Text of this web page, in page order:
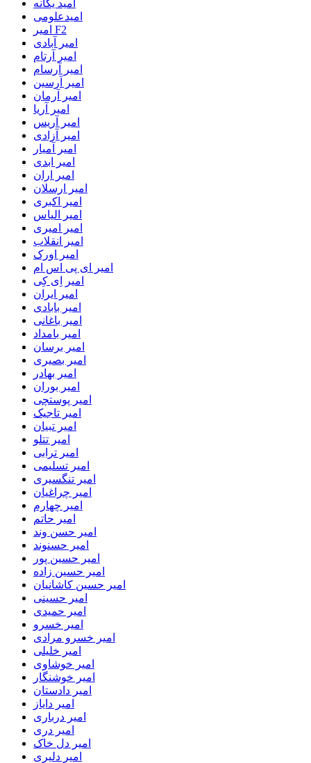
امید یگانه
امیدعلومی
امیر F2
امیر آبادی
امیر آرتام
امیر آرسام
امیر آرسین
امیر آرمان
امیر آریا
امیر آریس
امیر آزادی
امیر آمیار
امیر ابدی
امیر اران
امیر ارسلان
امیر اکبری
امیر الیاس
امیر امیری
امیر انقلاب
امیر اورک
امیر ای پی اس ام
امیر اِی کِی
امیر ایران
امیر بابادی
امیر باغانی
امیر بامداد
امیر برسان
امیر بصیری
امیر بهادر
امیر بوران
امیر پوستچی
امیر تاجیک
امیر تبیان
امیر تتلو
امیر ترابی
امیر تسلیمی
امیر تنگسیری
امیر چراغیان
امیر چهارم
امیر حاتم
امیر حسن وند
امیر حسنوند
امیر حسین پور
امیر حسین زاده
امیر حسین کاشانیان
امیر حسینی
امیر حمیدی
امیر خسرو
امیر خسرو مرادی
امیر خلیلی
امیر خوشاوی
امیر خوشنگار
امیر دادستان
امیر دایاز
امیر درباری
امیر دری
امیر دل خاک
امیر دلیری